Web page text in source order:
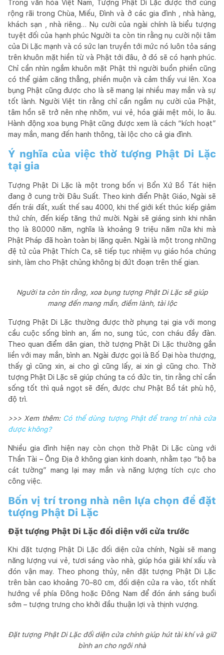
Trong văn hóa Việt Nam, Tượng Phật Di Lặc được thờ cúng
rộng rãi trong Chùa, Miếu, Đình và ở các gia đình , nhà hàng,
khách sạn , nhà riêng… Nụ cười của ngài chính là biểu tượng
tuyệt đối của hạnh phúc Người ta còn tin rằng nụ cười nội tâm
của Di Lặc mạnh và có sức lan truyền tới mức nó luôn tỏa sáng
trên khuôn mặt hiền từ và Phật tới đâu, ở đó sẽ có hạnh phúc.
Chỉ cần nhìn ngắm khuôn mặt Phật thì người buồn phiền cũng
có thể giảm căng thẳng, phiền muộn và cảm thấy vui lên. Xoa
bụng Phật cũng được cho là sẽ mang lại nhiều may mắn và sự
tốt lành. Người Việt tin rằng chỉ cần ngắm nụ cười của Phật,
tâm hồn sẽ trở nên nhẹ nhõm, vui vẻ, hóa giải mệt mỏi, lo âu.
Hành động xoa bụng Phật cũng được xem là cách “kích hoạt”
may mắn, mang đến hanh thông, tài lộc cho cả gia đình.
Ý nghĩa của việc thờ tượng Phật Di Lặc
tại gia
Tượng Phật Di Lặc là một trong bốn vị Bổn Xứ Bồ Tát hiện
đang ở cung trời Đâu Suất. Theo kinh điển Phật Giáo, Ngài sẽ
đến trái đất, xuất thế sau 4000, khi thế giới kết thúc kiếp giảm
thứ chín, đến kiếp tăng thứ mười. Ngài sẽ giáng sinh khi nhân
thọ là 80.000 năm, nghĩa là khoảng 9 triệu năm nữa khi mà
Phật Pháp đã hoàn toàn bị lãng quên. Ngài là một trong những
đệ tử của Phật Thích Ca, sẽ tiếp tục nhiệm vụ giáo hóa chúng
sinh, làm cho Phật chủng không bị đứt đoạn trên thế gian.
Người ta còn tin rằng, xoa bụng tượng Phật Di Lặc sẽ giúp
mang đến mang mắn, điềm lành, tài lộc
Tượng Phật Di Lặc thường được thờ phụng tại gia với mong
cầu cuộc sống bình an, ấm no, sung túc, con cháu đầy đàn.
Theo quan điểm dân gian, thờ tượng Phật Di Lặc thường gắn
liền với may mắn, bình an. Ngài được gọi là Bố Đại hòa thượng,
thấy gì cũng xin, ai cho gì cũng lấy, ai xin gì cũng cho. Thờ
tượng Phật Di Lặc sẽ giúp chúng ta có đức tin, tin rằng chỉ cần
sống tốt thì quả ngọt sẽ đến, được chư Phật Bồ tát phù hộ,
độ trì.
>>> Xem thêm: Có thể dùng tượng Phật để trang trí nhà cửa
được không?
Nhiều gia đình hiện nay còn chọn thờ Phật Di Lặc cùng với
Thần Tài – Ông Địa ở không gian kinh doanh, nhằm tạo “bộ ba
cát tường” mang lại may mắn và năng lượng tích cực cho
công việc.
Bốn vị trí trong nhà nên lựa chọn để đặt
tượng Phật Di Lặc
Đặt tượng Phật Di Lặc đối diện với cửa trước
Khi đặt tượng Phật Di Lặc đối diện cửa chính, Ngài sẽ mang
năng lượng vui vẻ, tươi sáng vào nhà, giúp hóa giải khí xấu và
đón vận may. Theo phong thủy, nên đặt tượng Phật Di Lặc
trên bàn cao khoảng 70–80 cm, đối diện cửa ra vào, tốt nhất
hướng về phía Đông hoặc Đông Nam để đón ánh sáng buổi
sớm – tượng trưng cho khởi đầu thuận lợi và thịnh vượng.
Đặt tượng Phật Di Lặc đối diện cửa chính giúp hút tài khí và giữ
bình an cho ngôi nhà